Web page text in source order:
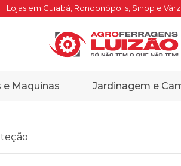
Lojas em Cuiabá, Rondonópolis, Sinop e
e Maquinas Jardinagem e